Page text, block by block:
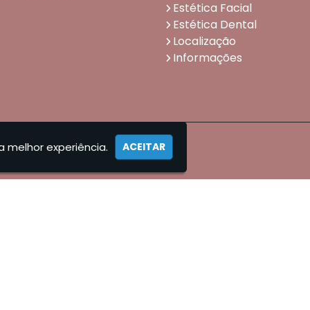
Estética Facial
Estética Dental
Localização
Informações
melhor experiência. ACEITAR